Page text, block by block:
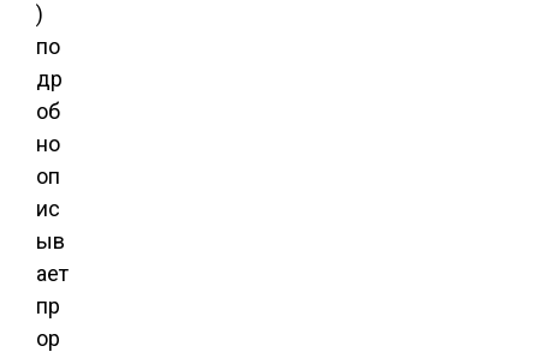
)
по
др
об
но
оп
ис
ыв
ает
пр
ор